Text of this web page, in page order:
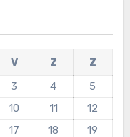
V Z
Z
3 4
5
10 11
12
17 18
19